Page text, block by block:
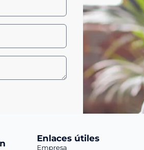
Enlaces útiles
Empresa